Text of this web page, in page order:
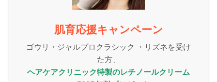
肌育応援キャンペーン
ゴウリ・ジャルプロクラシック ・リズネを受け
た方、
ヘアケアクリニック特製のレチノールクリーム